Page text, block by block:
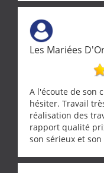
tourterelle et
l’oiseau jusqu’à
puisse s’envoler.
ramonage de
grande propreté,
nombreux
entrepreneur
Encore un grand
Les Mariées
A l'écoute de son
hésiter. Travail
réalisation des
rapport qualité
son sérieux et